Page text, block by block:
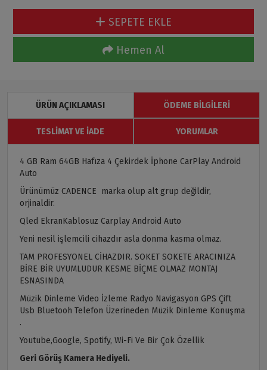
SEPETE EKLE
Hemen Al
ÜRÜN AÇIKLAMASI ÖDEME BILGILERI
TESLIMAT VE İADE YORUMLAR
4 GB Ram 64GB Hafıza 4 Çekirdek İphone CarPlay Android
Auto
Ürünümüz CADENCE marka olup alt grup değildir,
orjinaldir.
Qled EkranKablosuz Carplay Android Auto
Yeni nesil işlemcili cihazdır asla donma kasma olmaz.
TAM PROFESYONEL CİHAZDIR. SOKET SOKETE ARACINIZA
BİRE BİR UYUMLUDUR KESME BİÇME OLMAZ MONTAJ
ESNASINDA
Müzik Dinleme Video İzleme Radyo Navigasyon GPS Çift
Usb Bluetooh Telefon Üzerineden Müzik Dinleme Konuşma
.
Youtube,Google, Spotify, Wi-Fi Ve Bir Çok Özellik
Geri Görüş Kamera Hediyeli.